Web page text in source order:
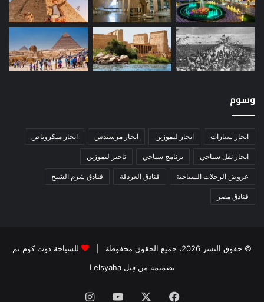
وسوم
ايجار سيارات ايجار ليموزين ايجار مرسيدس ايجار ميكروباص
ايجار نقل سياحي برنامج سياحي تاجير ليموزين
عروض الرحلات السياحية فنادق الغردقة فنادق شرم الشيخ
فنادق مصر
© حقوق النشر 2026، جميع الحقوق محفوظة |
للسياحة دوت كوم تم
تصميمه من قِبل Lelsyaha
فيسبوك ‫YouTube